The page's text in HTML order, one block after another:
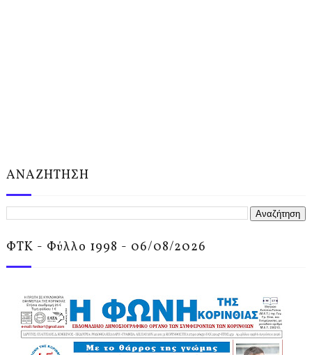
ΑΝΑΖΗΤΗΣΗ
ΦΤΚ - Φύλλο 1998 - 06/08/2026